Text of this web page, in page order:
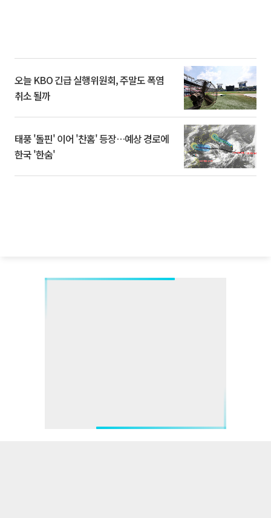
오늘 KBO 긴급 실행위원회, 주말도 폭염
취소 될까
태풍 '돌핀' 이어 '찬홈' 등장…예상 경로에
한국 '한숨'